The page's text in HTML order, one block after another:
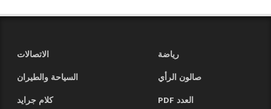
رياضة
الاتصالات
صالون الرأي
السياحة والطيران
العدد PDF
كلام جرايد